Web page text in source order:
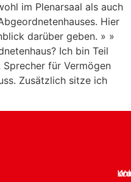
im Plenarsaal als auch
Hier
darüber geben. » »
Ich bin Teil
für Vermögen
Zusätzlich sitze ich